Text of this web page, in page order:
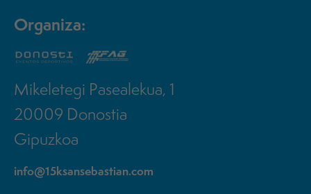
Organiza:
Mikeletegi Pasealekua, 1
20009 Donostia
Gipuzkoa
info@15ksansebastian.com